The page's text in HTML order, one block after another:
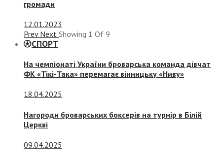
громади
12.01.2023
Prev Next Showing 1 Of 9
СПОРТ
На чемпіонаті України броварська команда дівчат
ФК «Тікі-Така» перемагає вінницьку «Ниву»
18.04.2025
Нагороди броварських боксерів на турнір в Білій
Церкві
09.04.2025